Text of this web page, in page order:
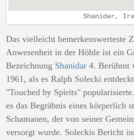
Shanidar,
Das vielleicht bemerkenswerteste
Anwesenheit in der Höhle ist ein
Bezeichnung Shanidar 4. Berühmt
1961, als es Ralph Solecki
"Touched by Spirits"
es das Begräbnis eines körperlich
Schamanen, der von seiner
versorgt wurde. Soleckis Bericht